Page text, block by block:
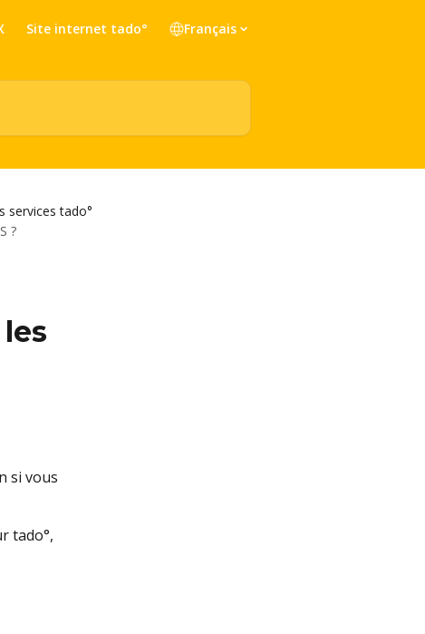
Site internet tado° Français
services tado°
?
si vous
tado°,